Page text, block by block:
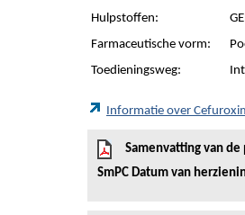
Hulpstoffen:
Farmaceutische vorm:
Toedieningsweg:
Informatie over
Samenvatting van
SmPC Datum van